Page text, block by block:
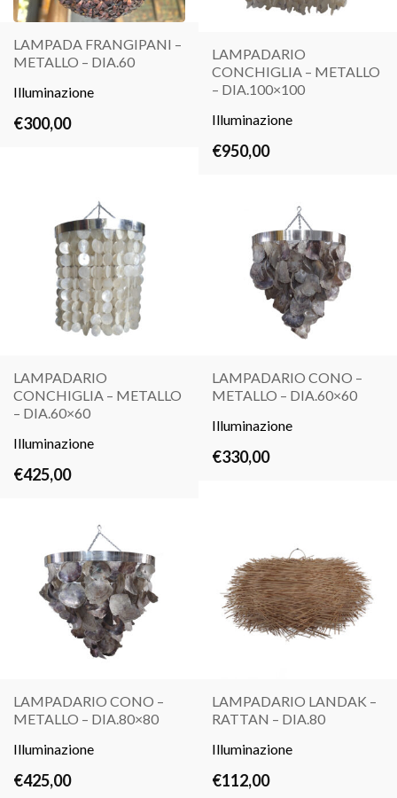
TUTTO
LAMPADA FRANGIPANI –
METALLO – DIA.60
Illuminazione
€300,00
LEGGI
LAMPADARIO
CONCHIGLIA – METALLO
– DIA.100×100
Illuminazione
€950,00
LEGGI
LAMPADARIO
CONCHIGLIA – METALLO
– DIA.60×60
Illuminazione
€425,00
TUTTO
LAMPADARIO CONO –
METALLO – DIA.60×60
Illuminazione
€330,00
TUTTO
LAMPADARIO CONO –
METALLO – DIA.80×80
Illuminazione
€425,00
TUTTO
LAMPADARIO LANDAK –
RATTAN – DIA.80
Illuminazione
€112,00